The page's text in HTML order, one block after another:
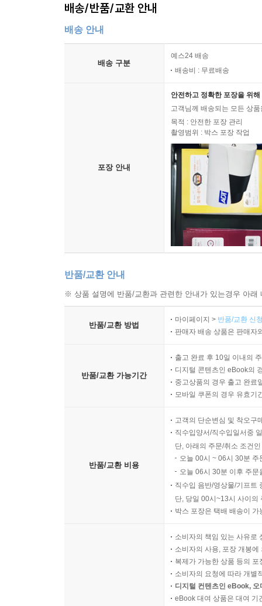
배송/반품/교환 안내
배송 안내
배송 구분
예스24 배송
배송비 : 무료배송
포장 안내
안전하고 정확한 포장을 위
고객님께 배송되는 모든 상
목적 : 안전한 포장 관리
촬영범위 : 박스 포장 작업
반품/교환 안내
※ 상품 설명에 반품/교환과 관련한 안내가 있는경우 아
반품/교환 방법
마이페이지 > 반품/교환 신
판매자 배송 상품은 판매자
반품/교환 가능기간
출고 완료 후 10일 이내의
디지털 콘텐츠인 eBook의
중고상품의 경우 출고 완료
모바일 쿠폰의 경우 유효기
반품/교환 비용
고객의 단순변심 및 착오구
직수입양서/직수입일서중
단, 아래의 주문/취소 조건
오늘 00시 ~ 06시 30분
오늘 06시 30분 이후 주
직수입 음반/영상물/기프트
단, 당일 00시~13시 사이의
박스 포장은 택배 배송이
소비자의 책임 있는 사유로
소비자의 사용, 포장 개봉
복제가 가능한 상품 등의
소비자의 요청에 따라 개별
디지털 컨텐츠인 eBook,
eBook 대여 상품은 대여 기